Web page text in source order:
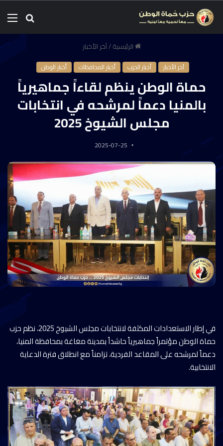
الرئيسية/آخر الأخبار
آخر الأخبار أخبار الحزب أخبار المحافظات أخبار الوطن
حماة الوطن ينظم لقاءاً جماهيرياً
بالمنيا دعماً لمرشحه في انتخابات
مجلس الشيوخ 2025
2025-07-25
في إطار الاستعدادات المكثفة لانتخابات مجلس الشيوخ 2025، نظم حزب
حماة الوطن مؤتمراً جماهيرياً حاشداً بمدينة مغاغة بمحافظة المنيا،
دعماً لمرشحه على المقاعد الفردية، تزامناً مع انطلاق فترة الدعاية
الانتخابية.